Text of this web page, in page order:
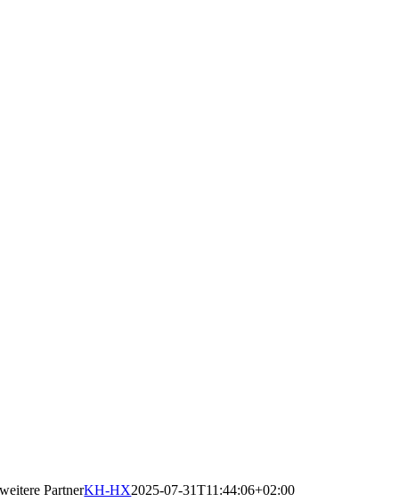
weitere PartnerKH-HX2025-07-31T11:44:06+02:00